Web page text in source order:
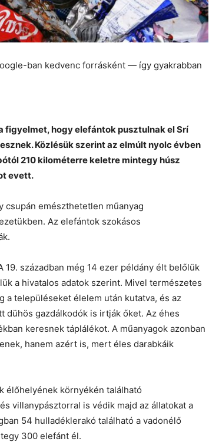
ban kedvenc forrásként — így gyakrabban
figyelmet, hogy elefántok pusztulnak el Srí
Közlésük szerint az elmúlt nyolc évben
210 kilométerre keletre mintegy húsz
evett.
csupán emészthetetlen műanyag
Az elefántok szokásos
században még 14 ezer példány élt belőlük
a hivatalos adatok szerint. Mivel természetes
településeket élelem után kutatva, és az
dühös gazdálkodók is irtják őket. Az éhes
keresnek táplálékot. A műanyagok azonban
hanem azért is, mert éles darabkáik
élőhelyének környékén található
villanypásztorral is védik majd az állatokat a
54 hulladéklerakó található a vadonélő
300 elefánt él.